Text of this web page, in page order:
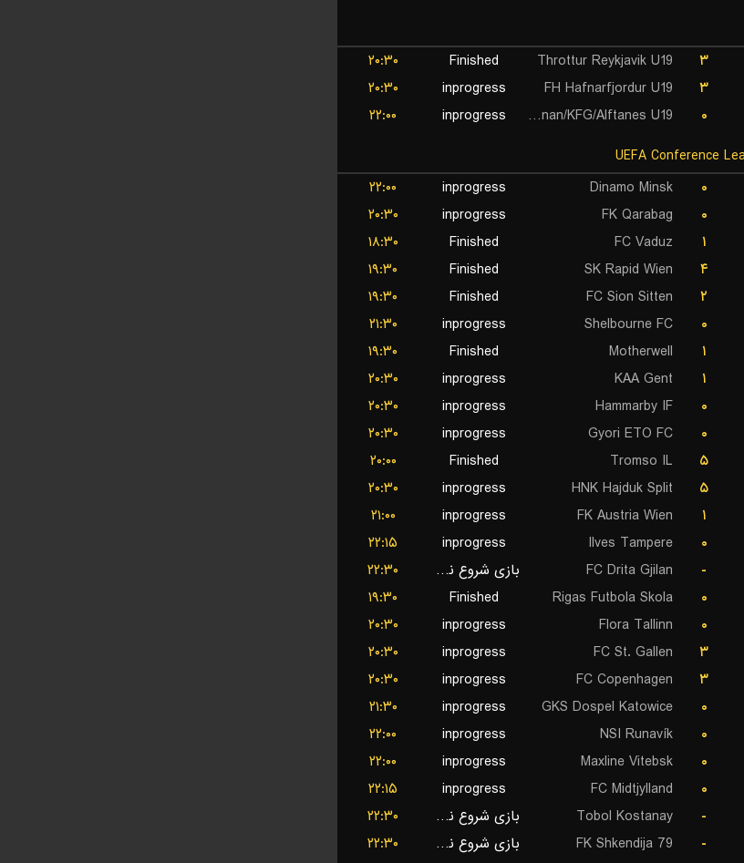
۳ Throttur Reykjavik U19
Finished
۲۰:۳۰
۳ FH Hafnarfjordur U19
inprogress
۲۰:۳۰
۰ Stjarnan/KFG/Alftanes U19
inprogress
۲۲:۰۰
۰ Dinamo Minsk
inprogress
۲۲:۰۰
۰ FK Qarabag
inprogress
۲۰:۳۰
۱ FC Vaduz
Finished
۱۸:۳۰
۴ SK Rapid Wien
Finished
۱۹:۳۰
۲ FC Sion Sitten
Finished
۱۹:۳۰
۰ Shelbourne FC
inprogress
۲۱:۳۰
۱ Motherwell
Finished
۱۹:۳۰
۱ KAA Gent
inprogress
۲۰:۳۰
۰ Hammarby IF
inprogress
۲۰:۳۰
۰ Gyori ETO FC
inprogress
۲۰:۳۰
۵ Tromso IL
Finished
۲۰:۰۰
۵ HNK Hajduk Split
inprogress
۲۰:۳۰
۱ FK Austria Wien
inprogress
۲۱:۰۰
۰ Ilves Tampere
inprogress
۲۲:۱۵
-
FC Drita Gjilan بازی شروع نشده است
۲۲:۳۰
۰ Rigas Futbola Skola
Finished
۱۹:۳۰
۰ Flora Tallinn
inprogress
۲۰:۳۰
۳ FC St. Gallen
inprogress
۲۰:۳۰
۳ FC Copenhagen
inprogress
۲۰:۳۰
۰ GKS Dospel Katowice
inprogress
۲۱:۳۰
۰ NSI Runavík
inprogress
۲۲:۰۰
۰ Maxline Vitebsk
inprogress
۲۲:۰۰
۰ FC Midtjylland
inprogress
۲۲:۱۵
-
Tobol Kostanay بازی شروع نشده است
۲۲:۳۰
-
FK Shkendija 79 بازی شروع نشده است
۲۲:۳۰